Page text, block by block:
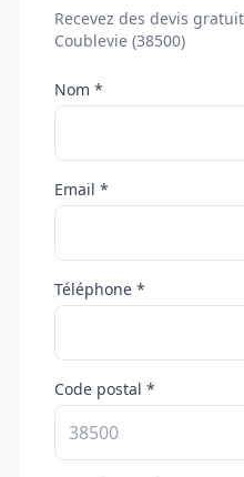
Recevez des devis
Coublevie (38500)
Nom *
Email *
Téléphone *
Code postal *